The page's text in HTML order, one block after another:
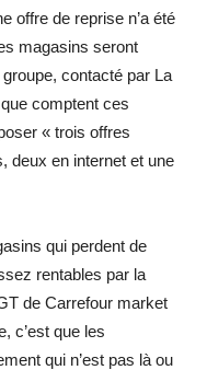
offre de reprise n’a été
magasins seront
contacté par La
comptent ces
« trois offres
deux en internet et une
qui perdent de
rentables par la
de Carrefour market
c’est que les
qui n’est pas là ou